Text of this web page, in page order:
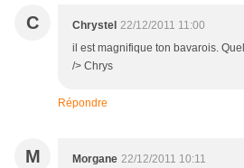
C Chrystel 22/12/2011 11:00
il est magnifique ton bavarois.
/> Chrys
Répondre
M Morgane 22/12/2011 10:11